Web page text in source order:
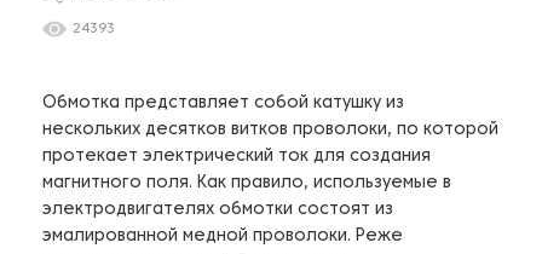
24393
Обмотка представляет собой катушку из
нескольких десятков витков проволоки, по которой
протекает электрический ток для создания
магнитного поля. Как правило, используемые в
электродвигателях обмотки состоят из
эмалированной медной проволоки. Реже